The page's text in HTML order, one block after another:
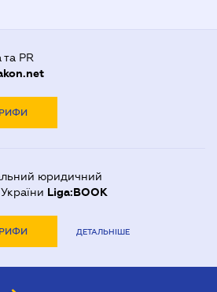
PR
юридичний
Liga:BOOK
ДЕТАЛЬНІШЕ